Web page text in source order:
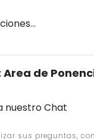
Area de
nuestro Chat
sus preguntas,